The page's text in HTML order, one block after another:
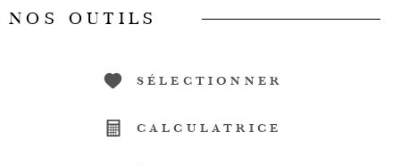
NOS OUTILS
SÉLECTIONNER
CALCULATRICE